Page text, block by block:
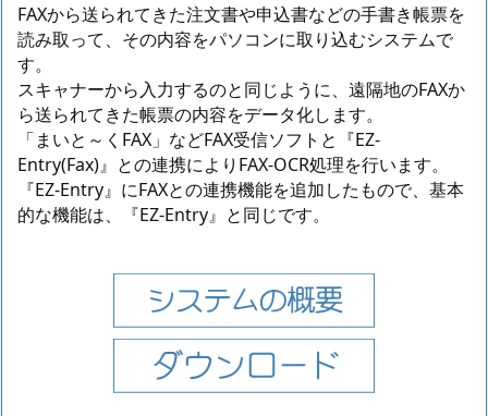
FAXから送られてきた注文書や申込書などの手書き帳票を
読み取って、その内容をパソコンに取り込むシステムで
す。
スキャナーから入力するのと同じように、遠隔地のFAXか
ら送られてきた帳票の内容をデータ化します。
「まいと～くFAX」などFAX受信ソフトと『EZ-
Entry(Fax)』との連携によりFAX-OCR処理を行います。
『EZ-Entry』にFAXとの連携機能を追加したもので、基本
的な機能は、『EZ-Entry』と同じです。